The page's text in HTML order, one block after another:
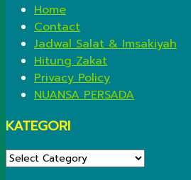
Home
Contact
Jadwal Salat & Imsakiyah
Hitung Zakat
Privacy Policy
NUANSA PERSADA
KATEGORI
KATEGORI